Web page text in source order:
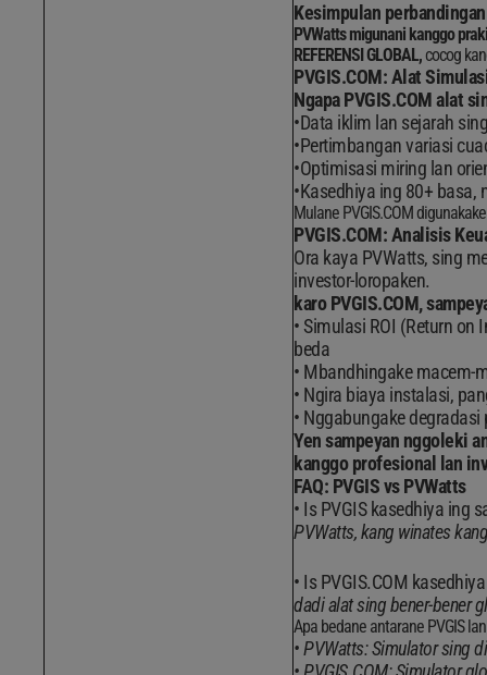
Kesimpulan
PVWatts migunani kanggo
REFERENSI GLOBAL,cocog
PVGIS.COM: Alat
Ngapa PVGIS.COM alat
Data iklim lan sejarah
Pertimbangan variasi
Optimisasi miring lan
Kasedhiya ing 80+ basa,
Mulane PVGIS.COM
PVGIS.COM: Analisis
Ora kaya PVWatts, sing
investor-loropaken.
karo PVGIS.COM,
Simulasi ROI (Return on
beda
Mbandhingake macem-
Ngira biaya instalasi,
Nggabungake
Yen sampeyan nggoleki
kanggo profesional lan
FAQ: PVGIS vs PVWatts
Is PVGIS kasedhiya ing
PVWatts, kang winates
Is PVGIS.COM
dadi alat sing bener-bener
Apa bedane antarane PVGIS
PVWatts: Simulator sing